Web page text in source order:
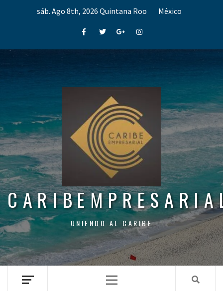
sáb. Ago 8th, 2026 Quintana Roo México
FacebookTwitterGoogle+Instagram
UNIENDO AL CARIBE
Menu